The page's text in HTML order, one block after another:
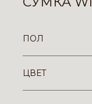
ПОЛ
ЦВЕТ